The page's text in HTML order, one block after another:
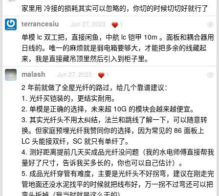
家里用 冷接的损耗其实可以忽略的，你切的时候切切好就行了
6
terrancesiu Jun 27, 2023 1
单模 lc 双工把，直接闲鱼，中航 lc 铠甲 10m 。面板和耦合器用
日线的。唯一的麻烦就是弱电箱要够大，才能把多余的线藏起
来，我是直接藏吊顶里然后引入到柜子里。
7
malash Jun 27, 2023 1
2 年前就做了全屋光纤的路过，给几个靠谱建议：
1. 光纤买铠装的，更结实耐用。
2. 单模是正确的选择，未来超 10G 的模块会越来越便宜。
3. 其实光纤头不用太纠结，法兰和跳线了解一下，可以随意转
换。但家庭预埋光纤我赞同你的选择，因为常见的 86 面板上
LC 头能接双纤，SC 就只有单纤了。
4. 测好距离提前几天买成品光纤没问题（我的水电师傅直接帮我
量好了尺寸，告诉我买多长的，你也可以自己估计）。
5. 成品光纤穿管有难度，主要是光纤头不好拐弯，建议在刚走完
管地面还没水泥找平的时候就把线布好，万一拐不过弯还可以把